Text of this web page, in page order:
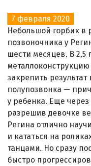
7 февраля 2020
Небольшой горбик в
позвоночника у
шести месяцев. В 2,5
закрепить результат
полупозвонка —
у ребенка. Еще
разрешив девочке
Регина отлично
и кататься на
танцами. Но сразу
быстро